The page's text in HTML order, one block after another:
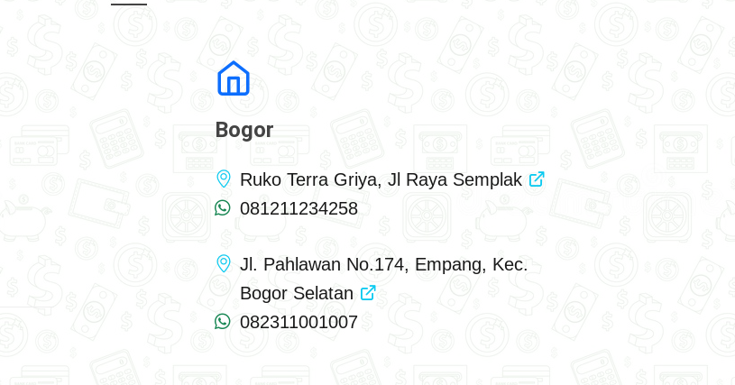
Bogor
Ruko Terra Griya, Jl Raya Semplak
081211234258
Jl. Pahlawan No.174, Empang, Kec.
Bogor Selatan
082311001007